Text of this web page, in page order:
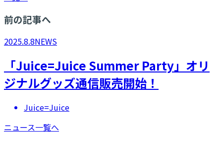
前の記事へ
2025.8.8NEWS
「Juice=Juice Summer Party」オリ
ジナルグッズ通信販売開始！
Juice=Juice
ニュース一覧へ